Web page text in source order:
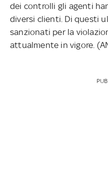
dei controlli gli agenti
diversi clienti. Di questi
sanzionati per la
attualmente in vigore.